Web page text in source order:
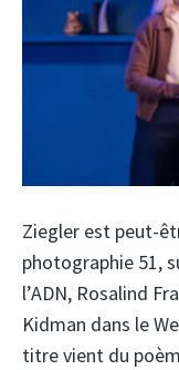
Ziegler est peut-
photographie 51,
l’ADN, Rosalind
Kidman dans le
titre vient du